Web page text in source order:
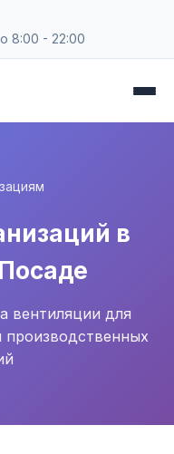
8:00 - 22:00
в
вентиляции для
производственных